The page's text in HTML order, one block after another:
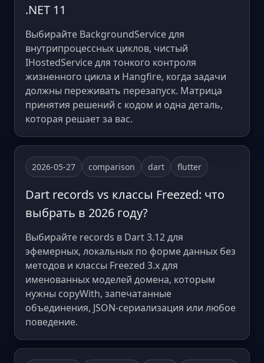
.NET 11
Выбирайте BackgroundService для
внутрипроцессных циклов, чистый
IHostedService для тонкого контроля
жизненного цикла и Hangfire, когда задачи
должны переживать перезапуск. Матрица
принятия решений с кодом и одна деталь,
которая решает за вас.
2026-05-27 comparison dart flutter
Dart records vs классы Freezed: что
выбрать в 2026 году?
Выбирайте records в Dart 3.12 для
эфемерных, локальных по форме данных без
методов и классы Freezed 3.x для
именованных моделей домена, которым
нужны copyWith, запечатанные
объединения, JSON-сериализация или любое
поведение.